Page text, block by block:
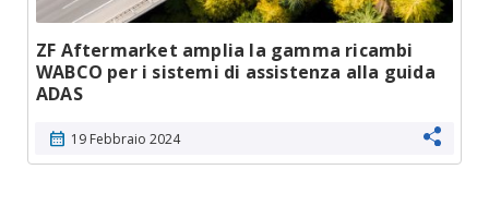
ZF Aftermarket amplia la gamma ricambi
WABCO per i sistemi di assistenza alla guida
ADAS
calendar_month 19 Febbraio 2024